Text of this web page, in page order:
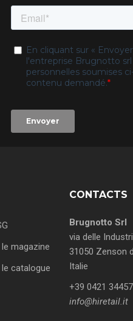
magazine
catalogue
CONTACTS
Brugnotto Srl
via delle
31050 Zenson
Italie
+39 0421
info@hiretail.it